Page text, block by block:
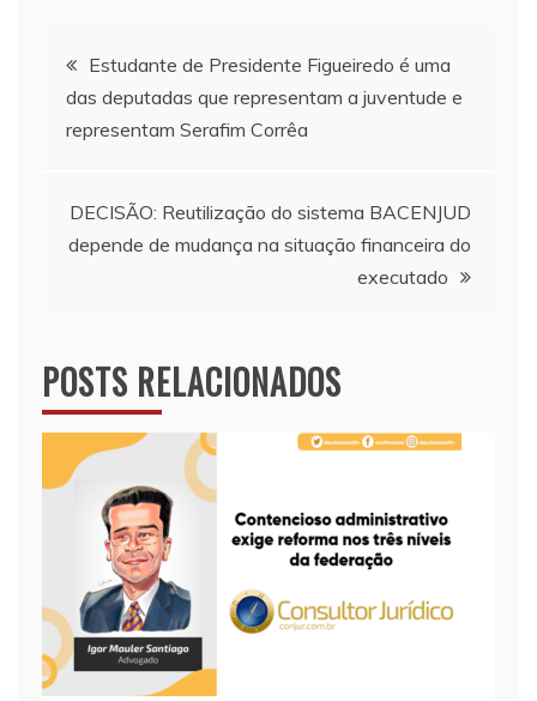
Navegação
de
Estudante de Presidente Figueiredo é uma
das deputadas que representam a juventude e
representam Serafim Corrêa
DECISÃO: Reutilização do sistema BACENJUD
depende de mudança na situação financeira do
executado
POSTS RELACIONADOS